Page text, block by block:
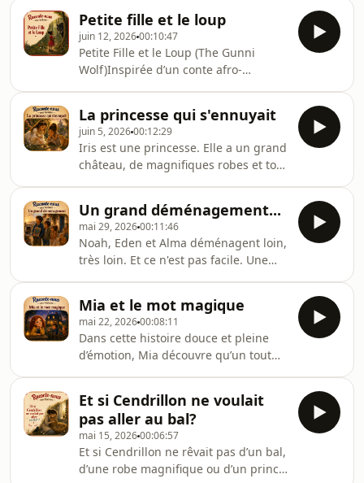
qui invite petits et
décevoir, peur de ne pas être assez
bien.Jusqu’au jour où elle rencontre
Gloria, une jument dorée pas tout à
fait comme les autres.Dans cet
épisode, découvrez une belle histoire
sur l’équithérapie, la confiance en soi
et la puissance du lien entre un
enfant et u
Petite fille et le loup
juin 12, 202600:10:47
Petite Fille et le Loup (The Gunni
Wolf)Inspirée d’un conte afro-
courageuse petite fille...✨ Une
histoire à écouter en famille pour
voyager au cœur d’un conte venu
d’ailleurs et découvrir une héroïne
aussi futée qu’attachante.Suivez nous
et envoyez nous des mots doux sur
Instagram nous y répondrons avec
plaisir ⁠https://www.instagr
La princesse qui s'ennuyait
juin 5, 202600:12:29
Iris est une princesse. Elle a un grand
château, de magnifiques robes et tout
royal, elle rencontre Selma, une petite
fille pas comme les autres. Ensemble,
elles vont observer un escargot,
regarder les nuages et découvrir que
le bonheur se cache parfois dans les
choses les plus simples.Une histoire
tendre sur l'amitié, l'
Un grand déménagement...
mai 29, 202600:11:46
Noah, Eden et Alma déménagent loin,
très loin. Et ce n'est pas facile. Une
mais aussi le courage- pour tous les
enfants qui vivent un changement, ou
qui accompagnent un ami qui part ❤️
Suivez nous et envoyez nous des mots
doux sur Instagram nous y
répondrons avec plaisir
https://www.instagram.com/
n
Mia et le mot magique
mai 22, 202600:08:11
Dans cette histoire douce et pleine
d’émotion, Mia découvre qu’un tout
histoire sur la politesse, la gratitude
et l’importance de voir tout l’amour
caché dans les petites choses du
quotidien. 💛🌙 Une histoire apaisante
et chaleureuse pour les enfants dès 3
Et si Cendrillon ne voulait
pas aller au bal?
mai 15, 202600:06:57
Et si Cendrillon ne rêvait pas d’un bal,
d’une robe magnifique ou d’un prince